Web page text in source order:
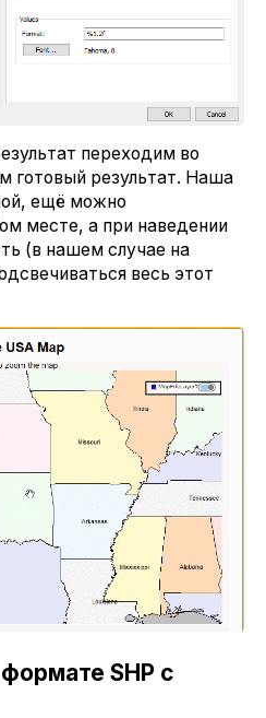
переходим во
готовый результат. Наша
ещё можно
месте, а при наведении
(в нашем случае на
весь этот
SHP с